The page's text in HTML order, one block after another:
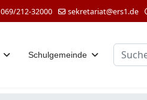
069/212-32000 sekretariat@ers1.de
Schulgemeinde Suchen